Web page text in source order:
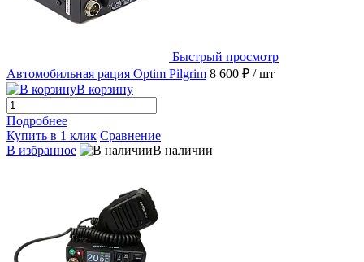
Быстрый просмотр
Автомобильная рация Optim Pilgrim 8 600 ₽ / шт
В корзину
Подробнее
Купить в 1 клик Сравнение
В избранное
В наличии